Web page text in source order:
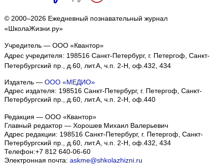
© 2000–2026 Ежедневный познавательный журнал
«ШколаЖизни.ру»
Учредитель — ООО «Квантор»
Адрес учредителя: 198516 Санкт-Петербург, г. Петергоф, Санкт-
Петербургский пр., д.60, лит.А, ч.п. 2-Н, оф.432, 434
Издатель — ООО «МЕДИО»
Адрес издателя: 198516 Санкт-Петербург, г. Петергоф, Санкт-
Петербургский пр., д.60, лит.А, ч.п. 2-Н, оф.440
Редакция — ООО «Квантор»
Главный редактор — Хорошев Михаил Валерьевич
Адрес редакции: 198516 Санкт-Петербург, г. Петергоф, Санкт-
Петербургский пр., д.60, лит.А, ч.п. 2-Н, оф.432, 434
Телефон:+7 812 640-06-60
Электронная почта: askme@shkolazhizni.ru